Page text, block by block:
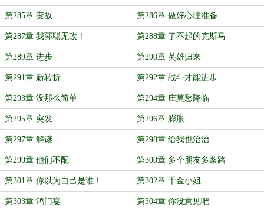
第285章 变故 第286章 做好心理准备
第287章 我郭聪无敌！ 第288章 了不起的克斯马
第289章 进步 第290章 英雄归来
第291章 新转折 第292章 战斗才能进步
第293章 没那么简单 第294章 庄莫愁降临
第295章 突发 第296章 膨胀
第297章 解谜 第298章 给我也治治
第299章 他们不配 第300章 多个朋友多条路
第301章 你以为自己是谁！ 第302章 千金小姐
第303章 鸿门宴 第304章 你没意见吧